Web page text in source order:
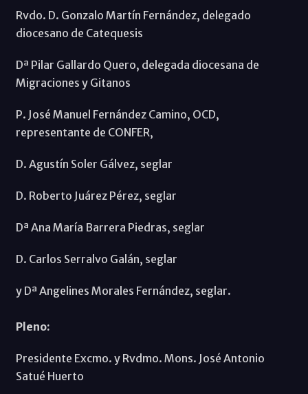
Rvdo. D. Gonzalo Martín Fernández, delegado
diocesano de Catequesis
Dª Pilar Gallardo Quero, delegada diocesana de
Migraciones y Gitanos
P. José Manuel Fernández Camino, OCD,
representante de CONFER,
D. Agustín Soler Gálvez, seglar
D. Roberto Juárez Pérez, seglar
Dª Ana María Barrera Piedras, seglar
D. Carlos Serralvo Galán, seglar
y Dª Angelines Morales Fernández, seglar.
Pleno:
Presidente Excmo. y Rvdmo. Mons. José Antonio
Satué Huerto